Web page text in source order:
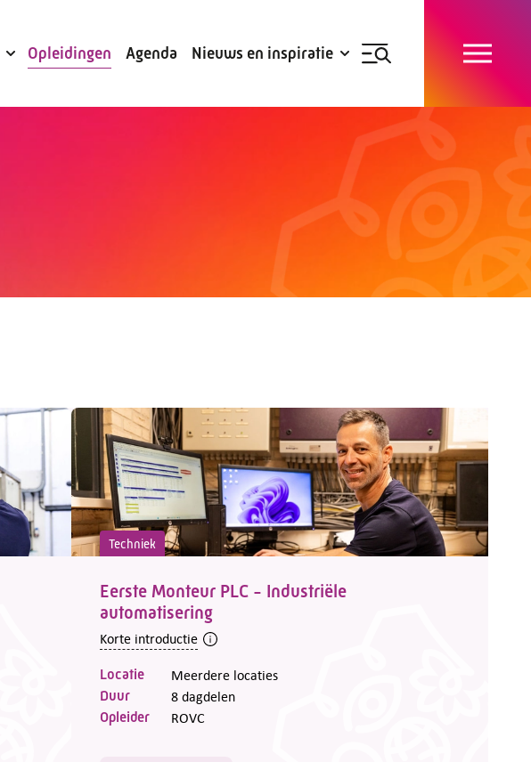
Opleidingen Agenda Nieuws en inspiratie
Nieuwsbrief
Techniek
Eerste Monteur PLC - Industriële
automatisering
Korte introductie
Locatie Meerdere locaties
Duur 8 dagdelen
Opleider ROVC